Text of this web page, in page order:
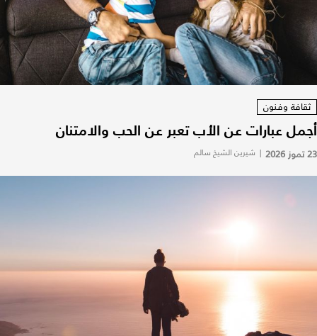
ثقافة وفنون
أجمل عبارات عن الأب تعبر عن الحب والامتنان
23 تموز 2026 | شيرين الشيخ سالم